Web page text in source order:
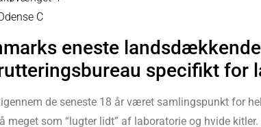
C
eneste
specifikt for
de seneste 18 år været samlingspunkt for
meget som “lugter lidt” af laboratorie og hvide